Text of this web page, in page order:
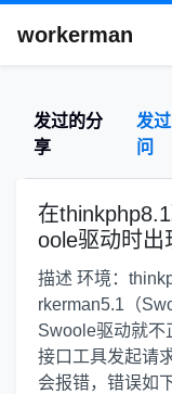
workerman
发过的分
享
发
问
在
oole驱动时出
描述 环境：
rkerman5.1（
Swoole驱动就不
接口工具发起请
会报错，错误如